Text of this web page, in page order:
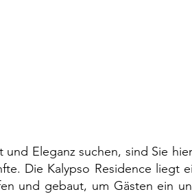
und Eleganz suchen, sind Sie
Die Kalypso Residence liegt
und gebaut, um Gästen ein